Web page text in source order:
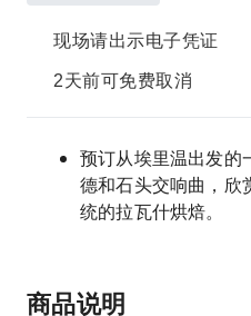
现场请出示电子凭证
2天前可免费取消
预订从埃里温出发的
德和石头交响曲，欣
统的拉瓦什烘焙。
商品说明